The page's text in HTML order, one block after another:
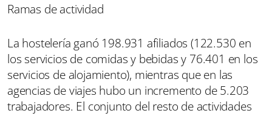
Ramas de actividad
La hostelería ganó 198.931 afiliados (122.530 en
los servicios de comidas y bebidas y 76.401 en los
servicios de alojamiento), mientras que en las
agencias de viajes hubo un incremento de 5.203
trabajadores. El conjunto del resto de actividades